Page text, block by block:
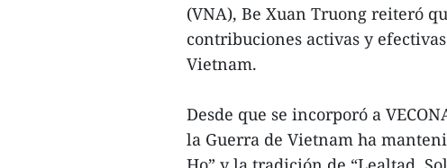
(VNA), Be Xuan Truong reiteró
contribuciones activas y
Vietnam.
Desde que se incorporó a
la Guerra de Vietnam ha